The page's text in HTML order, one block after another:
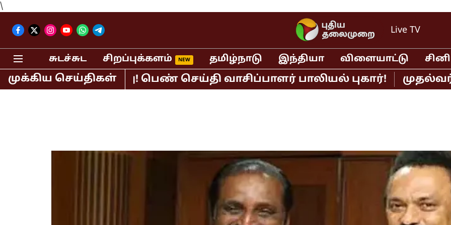
\
Live TV
சுடச்சுட சிறப்புக்களம் தமிழ்நாடு இந்தியா விளையாட்டு
முக்கிய செய்திகள்கைது! பெண் செய்தி வாசிப்பாளர் பாலியல் புகார்! முதல்வர்